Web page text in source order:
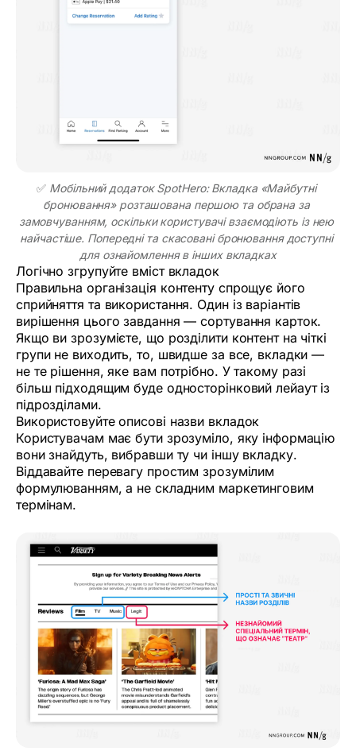
✅ Мобільний додаток SpotHero: Вкладка «Майбутні
бронювання» розташована першою та обрана за
замовчуванням, оскільки користувачі взаємодіють із нею
найчастіше. Попередні та скасовані бронювання доступні
для ознайомлення в інших вкладках
Логічно згрупуйте вміст вкладок
Правильна організація контенту спрощує його
сприйняття та використання. Один із варіантів
вирішення цього завдання — сортування карток.
Якщо ви зрозумієте, що розділити контент на чіткі
групи не виходить, то, швидше за все, вкладки —
не те рішення, яке вам потрібно. У такому разі
більш підходящим буде односторінковий лейаут із
підрозділами.
Використовуйте описові назви вкладок
Користувачам має бути зрозуміло, яку інформацію
вони знайдуть, вибравши ту чи іншу вкладку.
Віддавайте перевагу простим зрозумілим
формулюванням, а не складним маркетинговим
термінам.